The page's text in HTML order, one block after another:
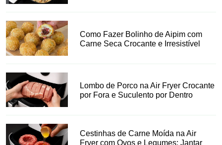
Como Fazer Bolinho de Aipim com
Carne Seca Crocante e Irresistível
Lombo de Porco na Air Fryer Crocante
por Fora e Suculento por Dentro
Cestinhas de Carne Moída na Air
Fryer com Ovos e Legumes: Jantar